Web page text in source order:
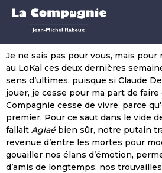
Je ne sais pas pour vous, mais
au LoKal ces deux dernières
sens d’ultimes, puisque si Claude
jouer, je cesse pour ma part de faire
Compagnie cesse de vivre, parce
premier. Pour ce saut dans le vide
fallait Aglaé bien sûr, notre putain
revenue d’entre les mortes pour
gouailler nos élans d’émotion,
d’amis de longtemps, nos